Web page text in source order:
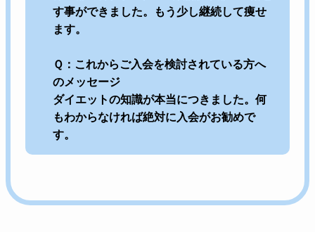
す事ができました。もう少し継続して痩せ
ます。
Ｑ：これからご入会を検討されている方へ
のメッセージ
ダイエットの知識が本当につきました。何
もわからなければ絶対に入会がお勧めで
す。